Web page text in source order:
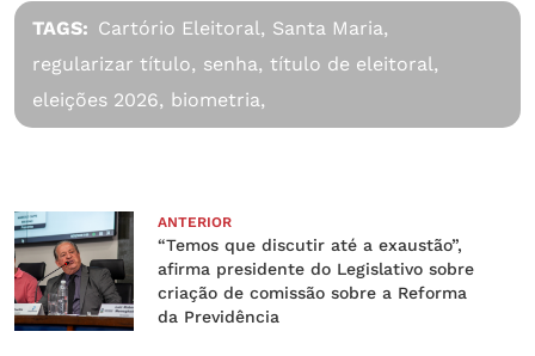
TAGS: Cartório Eleitoral, Santa Maria,
regularizar título, senha, título de eleitoral,
eleições 2026, biometria,
ANTERIOR
“Temos que discutir até a exaustão”,
afirma presidente do Legislativo sobre
criação de comissão sobre a Reforma
da Previdência